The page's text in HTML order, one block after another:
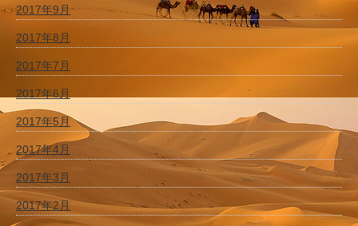
2017年9月
2017年8月
2017年7月
2017年6月
2017年5月
2017年4月
2017年3月
2017年2月